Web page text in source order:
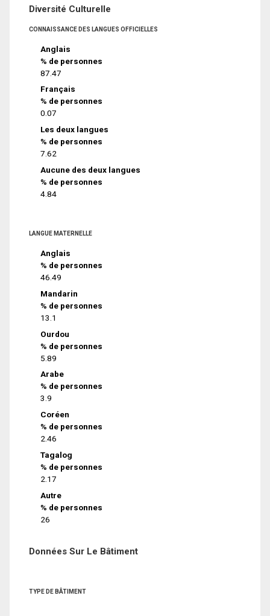
Diversité Culturelle
CONNAISSANCE DES LANGUES OFFICIELLES
Anglais
% de personnes
87.47
Français
% de personnes
0.07
Les deux langues
% de personnes
7.62
Aucune des deux langues
% de personnes
4.84
LANGUE MATERNELLE
Anglais
% de personnes
46.49
Mandarin
% de personnes
13.1
Ourdou
% de personnes
5.89
Arabe
% de personnes
3.9
Coréen
% de personnes
2.46
Tagalog
% de personnes
2.17
Autre
% de personnes
26
Données Sur Le Bâtiment
TYPE DE BÂTIMENT